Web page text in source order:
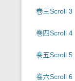
卷三Scroll 3
卷四Scroll 4
卷五Scroll 5
卷六Scroll 6